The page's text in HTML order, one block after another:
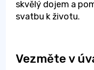
skvělý dojem a
svatbu k životu.
Vezměte v